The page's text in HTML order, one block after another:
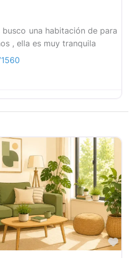
una habitación de para
, ella es muy tranquila